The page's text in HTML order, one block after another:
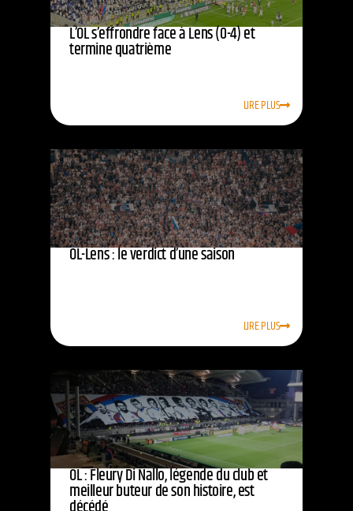
L’OL s’effrondre face à Lens (0-4) et
termine quatrième
LIRE PLUS
OL-Lens : le verdict d’une saison
LIRE PLUS
OL : Fleury Di Nallo, légende du club et
meilleur buteur de son histoire, est